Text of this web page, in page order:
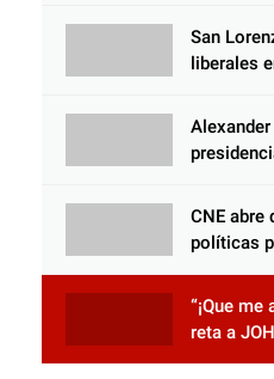
Salomón
San
liberales
Censo
CNE abre
políticas
“¡Que
reta a
las rejas